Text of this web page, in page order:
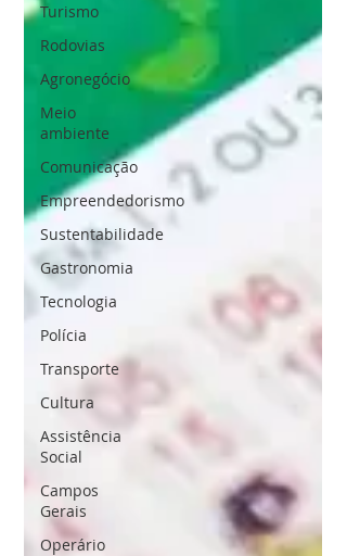
Turismo
Rodovias
Agronegócio
Meio
ambiente
Comunicação
Empreendedorismo
Sustentabilidade
Gastronomia
Tecnologia
Polícia
Transporte
Cultura
Assistência
Social
Campos
Gerais
Operário